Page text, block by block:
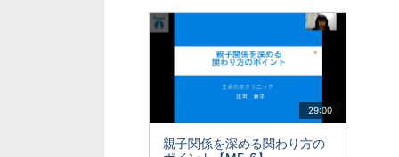
29:00
親子関係を深める関わり方の